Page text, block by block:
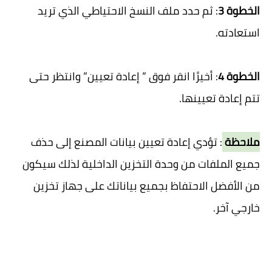
الخطوة 3 : ثم حدد ملف النسخ الاحتياطي الذي تريد
استعادته.
الخطوة 4 : أخيرًا انقر فوق ” إعادة تعيين” وانتظر حتى
تتم إعادة تعيينها.
ملاحظة: تؤدي إعادة تعيين بيانات المصنع إلى حذف
جميع الملفات من وحدة التخزين الداخلية لذلك سيكون
من الأفضل الاحتفاظ بجميع بياناتك على جهاز تخزين
خارجي آخر.